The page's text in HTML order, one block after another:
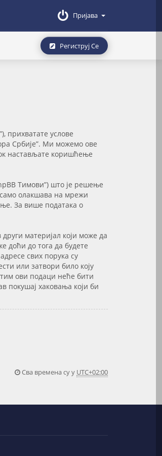
Пријава
Региструј Се
прихватате услове
Србије”. Ми можемо ове
настављате коришћење
Тимови”) што је решење
олакшава на мрежи
За више података о
материјал који може да
доћи до тога да будете
свих порука су
или затвори било коју
ови подаци неће бити
покушај хаковања који би
Сва времена су у UTC+02:00